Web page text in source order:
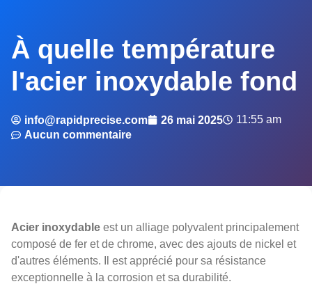
À quelle température
l'acier inoxydable fond
info@rapidprecise.com 26 mai 2025
11:55 am
Aucun commentaire
Acier inoxydable est un alliage polyvalent principalement
composé de fer et de chrome, avec des ajouts de nickel et
d'autres éléments. Il est apprécié pour sa résistance
exceptionnelle à la corrosion et sa durabilité.